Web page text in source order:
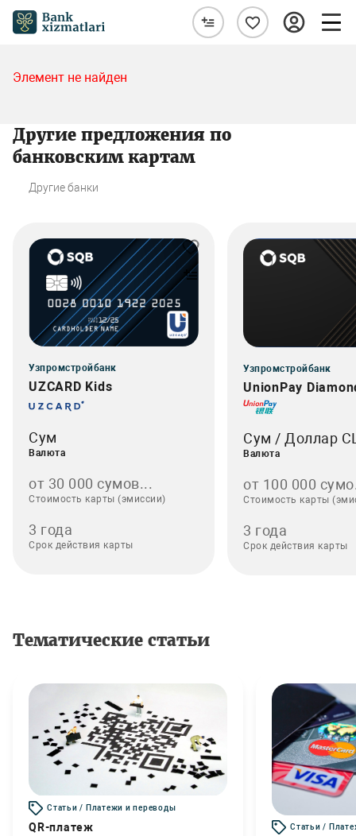
Элемент не найден
Другие предложения по
банковским картам
Другие банки
Узпромстройбанк
UZCARD Kids
Сум
Валюта
от 30 000 сумов...
Стоимость карты (эмиссии)
3 года
Срок действия карты
Узпромстройбанк
UnionPay
Сум / Доллар
Валюта
от 100 000
Стоимость карты
3 года
Срок действия карты
Тематические статьи
Статьи / Платежи и переводы
QR-платеж Статьи /